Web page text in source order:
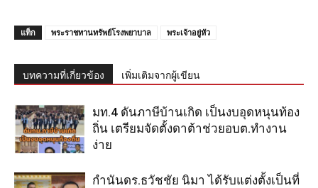
แท็ก พระราชทานทรัพย์โรงพยาบาล พระเจ้าอยู่หัว
บทความที่เกี่ยวข้อง เพิ่มเติมจากผู้เขียน
มท.4 ดันภาษีบ้านเกิด เป็นงบอุดหนุนท้อง
ถิ่น เตรียมจัดตั้งดาต้าช่วยอบต.ทำงาน
ง่าย
กำนันดร.ธวัชชัย นิมา ได้รับแต่งตั้งเป็นที่